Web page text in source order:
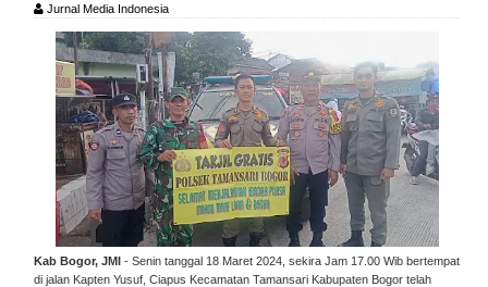
Jurnal Media Indonesia
Kab Bogor, JMI - Senin tanggal 18 Maret 2024, sekira Jam 17.00 Wib bertempat
di jalan Kapten Yusuf, Ciapus Kecamatan Tamansari Kabupaten Bogor telah